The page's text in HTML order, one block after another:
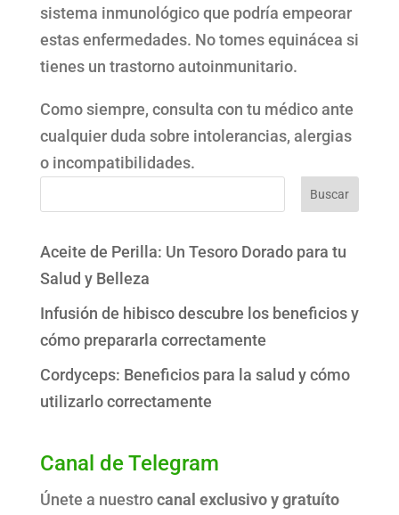
sistema inmunológico que podría empeorar
estas enfermedades. No tomes equinácea si
tienes un trastorno autoinmunitario.
Como siempre, consulta con tu médico ante
cualquier duda sobre intolerancias, alergias
o incompatibilidades.
Buscar
Aceite de Perilla: Un Tesoro Dorado para tu
Salud y Belleza
Infusión de hibisco descubre los beneficios y
cómo prepararla correctamente
Cordyceps: Beneficios para la salud y cómo
utilizarlo correctamente
Canal de Telegram
Únete a nuestrocanal exclusivo y gratuíto